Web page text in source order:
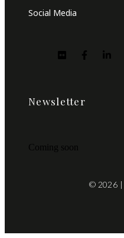
Social Media
Newsletter
Coming soon
© 2026 |